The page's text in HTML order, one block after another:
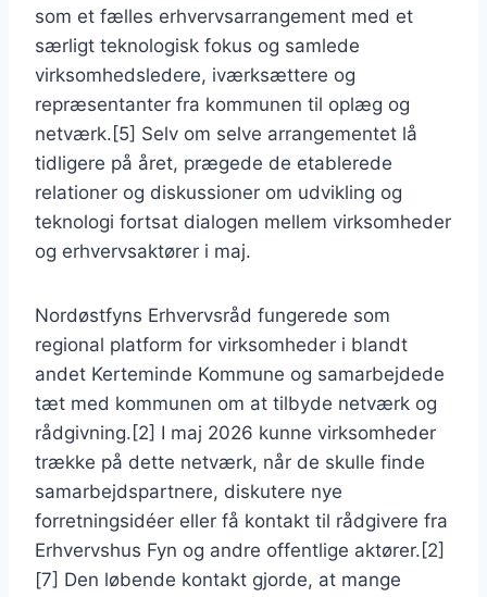
som et fælles erhvervsarrangement med et
særligt teknologisk fokus og samlede
virksomhedsledere, iværksættere og
repræsentanter fra kommunen til oplæg og
netværk.[5] Selv om selve arrangementet lå
tidligere på året, prægede de etablerede
relationer og diskussioner om udvikling og
teknologi fortsat dialogen mellem virksomheder
og erhvervsaktører i maj.
Nordøstfyns Erhvervsråd fungerede som
regional platform for virksomheder i blandt
andet Kerteminde Kommune og samarbejdede
tæt med kommunen om at tilbyde netværk og
rådgivning.[2] I maj 2026 kunne virksomheder
trække på dette netværk, når de skulle finde
samarbejdspartnere, diskutere nye
forretningsidéer eller få kontakt til rådgivere fra
Erhvervshus Fyn og andre offentlige aktører.[2]
[7] Den løbende kontakt gjorde, at mange